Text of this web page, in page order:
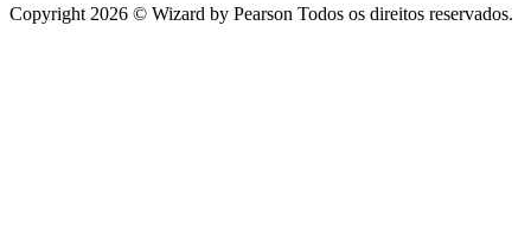
Copyright 2026 © Wizard by Pearson Todos os direitos reservados.